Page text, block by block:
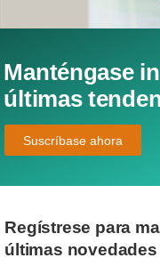
Manténgase
últimas
Suscríbase ahora
Regístrese para
últimas